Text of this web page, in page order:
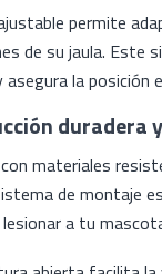
permite
de su jaula. Este
la posición
duradera
con materiales
de montaje
a tu